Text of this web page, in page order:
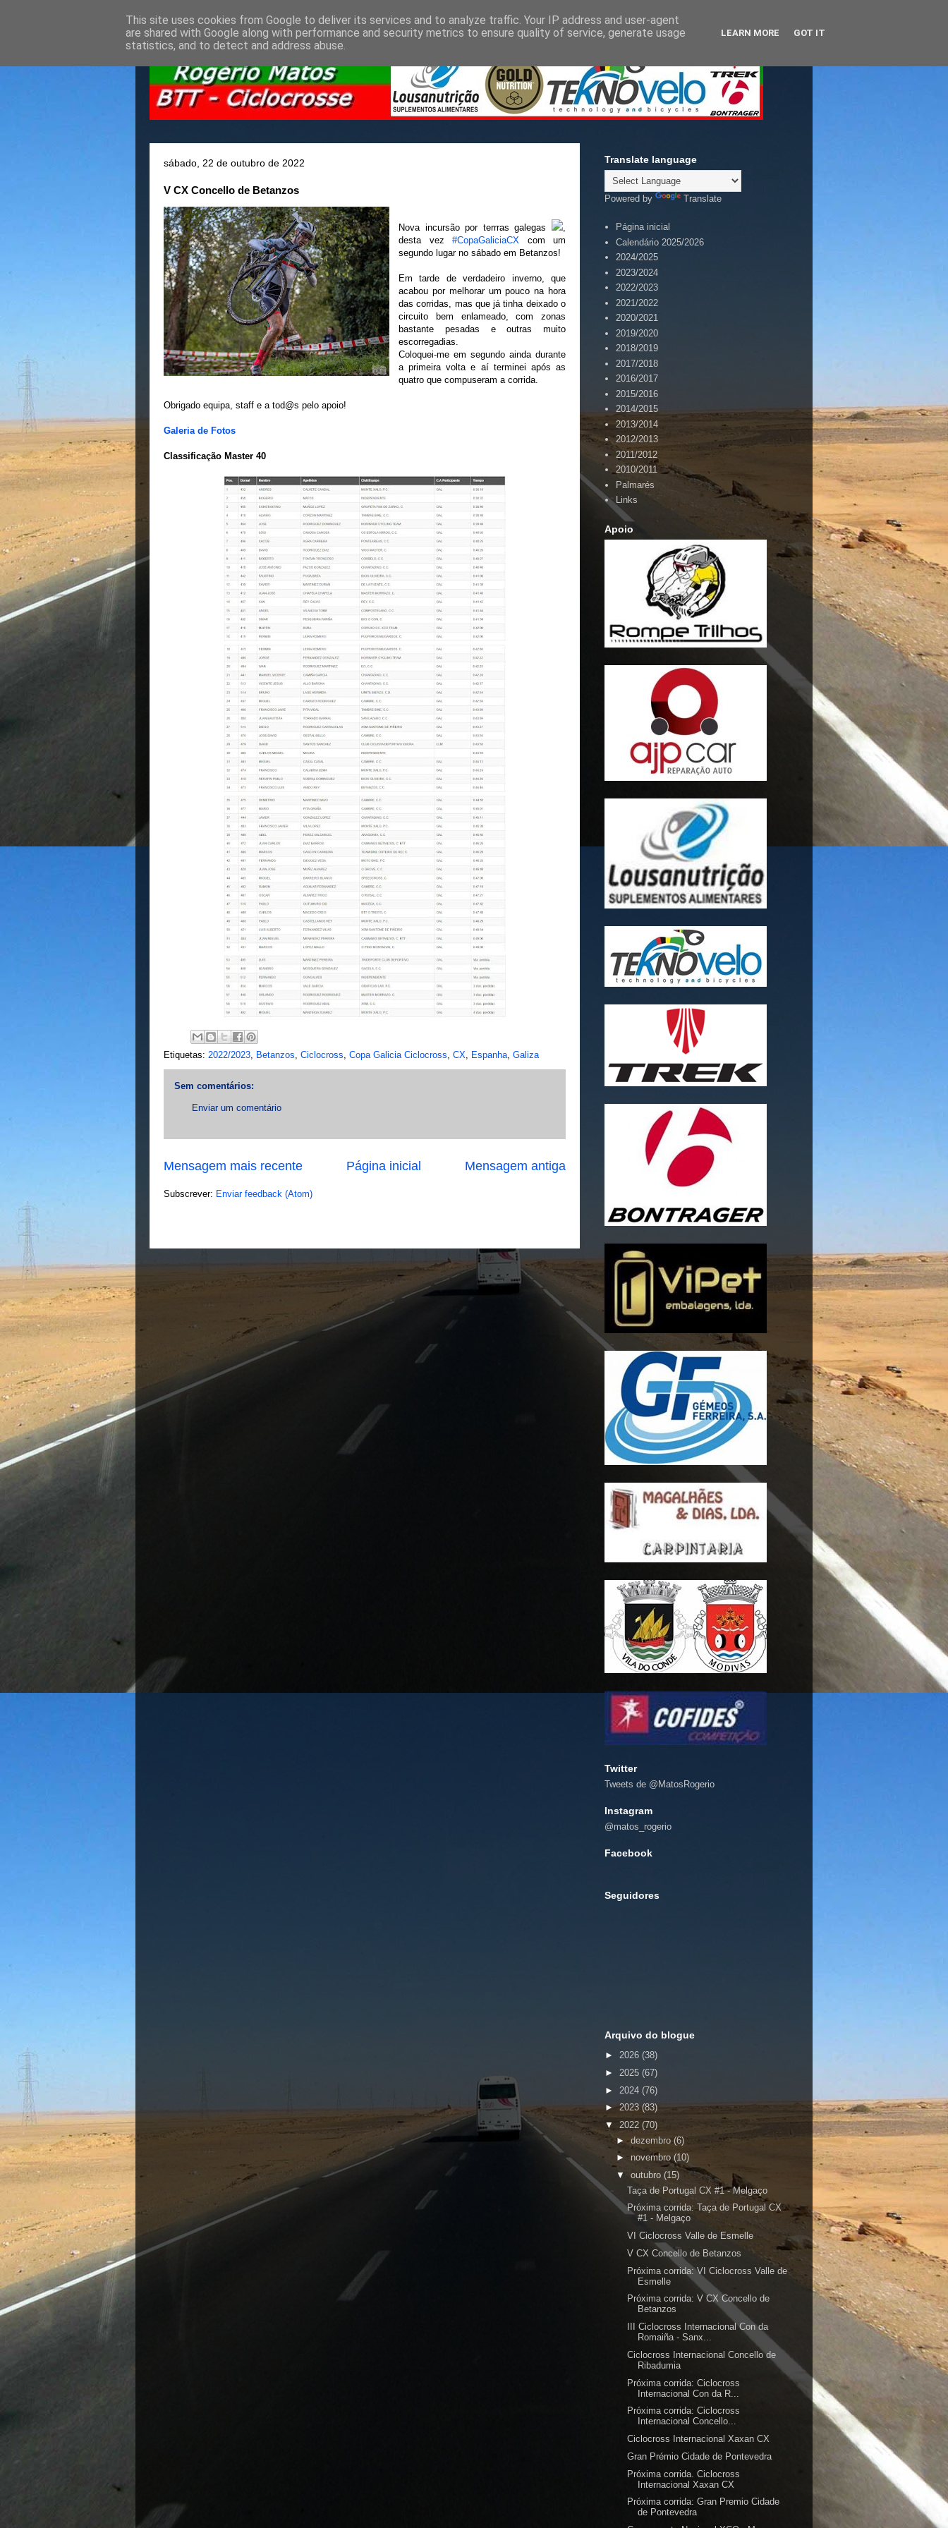
sábado, 22 de outubro de 2022
V CX Concello de Betanzos
Nova incursão por terrras galegas
,
desta vez #CopaGaliciaCX com um
segundo lugar no sábado em Betanzos!
Em tarde de verdadeiro inverno, que
acabou por melhorar um pouco na hora
das corridas, mas que já tinha deixado o
circuito bem enlameado, com zonas
bastante pesadas e outras muito
escorregadias.
Coloquei-me em segundo ainda durante
a primeira volta e aí terminei após as
quatro que compuseram a corrida.
Obrigado equipa, staff e a tod@s pelo apoio!
Galeria de Fotos
Classificação Master 40
Etiquetas: 2022/2023, Betanzos, Ciclocross, Copa Galicia Ciclocross, CX, Espanha, Galiza
Sem comentários:
Enviar um comentário
Mensagem mais recente Mensagem antiga
Página inicial
Subscrever: Enviar feedback (Atom)
Translate language
Powered by Translate
Página inicial
Calendário 2025/2026
2024/2025
2023/2024
2022/2023
2021/2022
2020/2021
2019/2020
2018/2019
2017/2018
2016/2017
2015/2016
2014/2015
2013/2014
2012/2013
2011/2012
2010/2011
Palmarés
Links
Apoio
Twitter
Tweets de @MatosRogerio
Instagram
@matos_rogerio
Facebook
Seguidores
Arquivo do blogue
► 2026 (38)
► 2025 (67)
► 2024 (76)
►2023(83)
▼ 2022 (70)
►dezembro(6)
► novembro(10)
▼ outubro (15)
Taça de Portugal CX #1 - Melgaço
Próxima corrida: Taça de Portugal CX
#1 - Melgaço
VI Ciclocross Valle de Esmelle
V CX Concello de Betanzos
Próxima corrida: VI Ciclocross Valle de
Esmelle
Próxima corrida: V CX Concello de
Betanzos
III Ciclocross Internacional Con da
Romaiña - Sanx...
Ciclocross Internacional Concello de
Ribadumia
Próxima corrida: Ciclocross
Internacional Con da R...
Próxima corrida: Ciclocross
Internacional Concello...
Ciclocross Internacional Xaxan CX
Gran Prémio Cidade de Pontevedra
Próxima corrida. Ciclocross
Internacional Xaxan CX
Próxima corrida: Gran Premio Cidade
de Pontevedra
This site uses cookies from Google to deliver its services and to analyze traffic. Your IP address and user-agent
are shared with Google along with performance and security metrics to ensure quality of service, generate usage
statistics, and to detect and address abuse.
LEARN MORE GOT IT